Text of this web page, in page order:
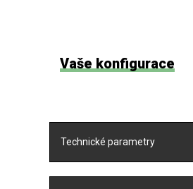
Vaše konfigurace
Technické parametry